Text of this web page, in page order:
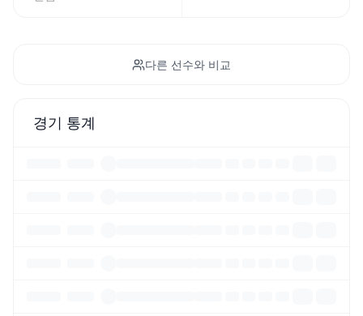
다른 선수와 비교
경기 통계